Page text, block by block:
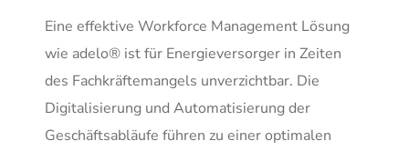
Eine effektive Workforce Management Lösung
wie adelo® ist für Energieversorger in Zeiten
des Fachkräftemangels unverzichtbar. Die
Digitalisierung und Automatisierung der
Geschäftsabläufe führen zu einer optimalen